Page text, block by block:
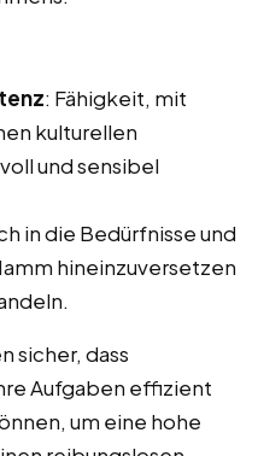
: Fähigkeit, mit
kulturellen
und sensibel
in die Bedürfnisse und
hineinzuversetzen
sicher, dass
Aufgaben effizient
um eine hohe